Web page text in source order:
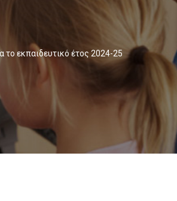
το εκπαιδευτικό έτος 2024-25